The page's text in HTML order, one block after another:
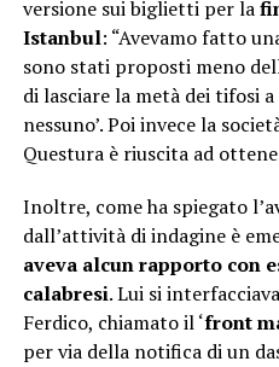
versione sui biglietti per la
Istanbul: “Avevamo fatto
sono stati proposti meno
di lasciare la metà dei tifosi
nessuno’. Poi invece la
Questura è riuscita ad
Inoltre, come ha spiegato
dall’attività di indagine è
aveva alcun rapporto con
calabresi. Lui si
Ferdico, chiamato il ‘front
per via della notifica di un